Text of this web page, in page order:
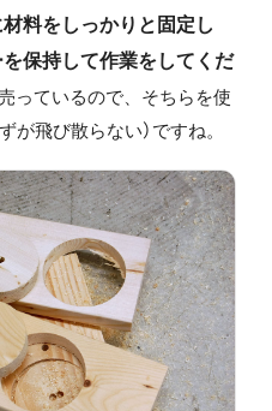
料をしっかりと固定し
保持して作業をしてくだ
っているので、そちらを使
が飛び散らない）ですね。